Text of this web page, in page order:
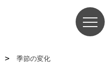
季節の変化